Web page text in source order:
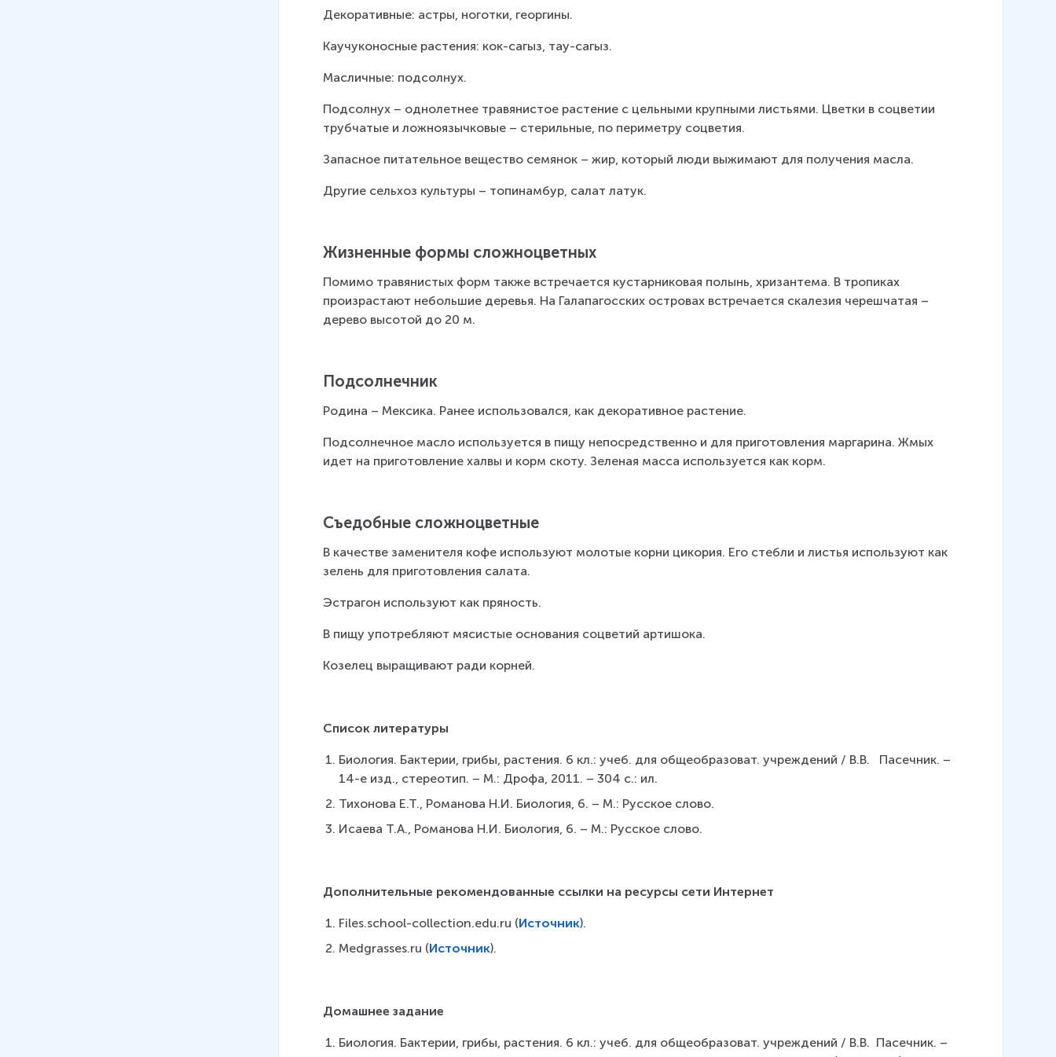
Декоративные: астры, ноготки, георгины.
Каучуконосные растения: кок-сагыз, тау-сагыз.
Масличные: подсолнух.
Подсолнух – однолетнее травянистое растение с цельными крупными листьями. Цветки в соцветии
трубчатые и ложноязычковые – стерильные, по периметру соцветия.
Запасное питательное вещество семянок – жир, который люди выжимают для получения масла.
Другие сельхоз культуры – топинамбур, салат латук.
Жизненные формы сложноцветных
Помимо травянистых форм также встречается кустарниковая полынь, хризантема. В тропиках
произрастают небольшие деревья. На Галапагосских островах встречается скалезия черешчатая –
дерево высотой до 20 м.
Подсолнечник
Родина – Мексика. Ранее использовался, как декоративное растение.
Подсолнечное масло используется в пищу непосредственно и для приготовления маргарина. Жмых
идет на приготовление халвы и корм скоту. Зеленая масса используется как корм.
Съедобные сложноцветные
В качестве заменителя кофе используют молотые корни цикория. Его стебли и листья используют как
зелень для приготовления салата.
Эстрагон используют как пряность.
В пищу употребляют мясистые основания соцветий артишока.
Козелец выращивают ради корней.
Список литературы
Биология. Бактерии, грибы, растения. 6 кл.: учеб. для общеобразоват. учреждений / В.В.   Пасечник. –
14-е изд., стереотип. – М.: Дрофа, 2011. – 304 с.: ил.
Тихонова Е.Т., Романова Н.И. Биология, 6. – М.: Русское слово.
Исаева Т.А., Романова Н.И. Биология, 6. – М.: Русское слово.
Дополнительные рекомендованные ссылки на ресурсы сети Интернет
Files.school-collection.edu.ru (Источник).
Medgrasses.ru (Источник).
Домашнее задание
Биология. Бактерии, грибы, растения. 6 кл.: учеб. для общеобразоват. учреждений / В.В.  Пасечник. –